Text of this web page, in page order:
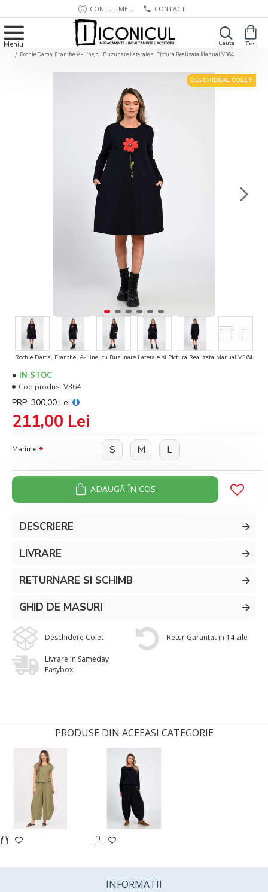
CONTUL MEU CONTACT
Rochie Dama, Eranthe, A-Line, cu Buzunare Laterale si Pictura Realizata Manual V364
DESCHIDERE COLET
Rochie Dama, Eranthe, A-Line, cu Buzunare Laterale si Pictura Realizata Manual V364
211,00 Lei
PRP: 300,00 Lei
IN STOC
Cod produs: V364
Marime S M L
ADAUGĂ ÎN COŞ
DESCRIERE
LIVRARE
RETURNARE SI SCHIMB
GHID DE MASURI
Deschidere Colet Retur Garantat in 14 zile
Livrare in Sameday
Easybox
PRODUSE DIN ACEEASI CATEGORIE
INFORMATII